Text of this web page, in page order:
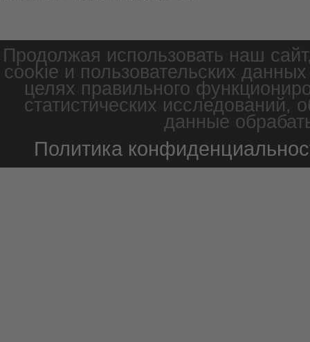
Продолжая использовать наш
cookie и пользовательских
целях правильного
статистических
данные
Политика